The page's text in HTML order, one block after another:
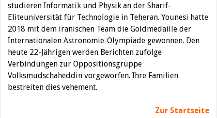
studieren Informatik und Physik an der Sharif-
Eliteuniversität für Technologie in Teheran. Younesi hatte
2018 mit dem iranischen Team die Goldmedaille der
Internationalen Astronomie-Olympiade gewonnen. Den
heute 22-Jährigen werden Berichten zufolge
Verbindungen zur Oppositionsgruppe
Volksmudschaheddin vorgeworfen. Ihre Familien
bestreiten dies vehement.
Zur Startseite